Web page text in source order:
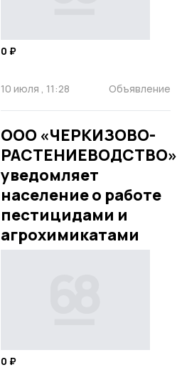
0 ₽
10 июля , 11:28 Объявление
ООО «ЧЕРКИЗОВО-
РАСТЕНИЕВОДСТВО»
уведомляет
население о работе
пестицидами и
агрохимикатами
0 ₽